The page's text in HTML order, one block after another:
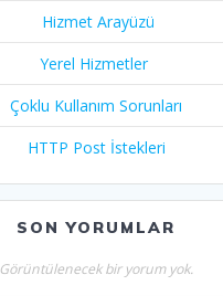
Hizmet Arayüzü
Yerel Hizmetler
Çoklu Kullanım Sorunları
HTTP Post İstekleri
SON YORUMLAR
Görüntülenecek bir yorum yok.